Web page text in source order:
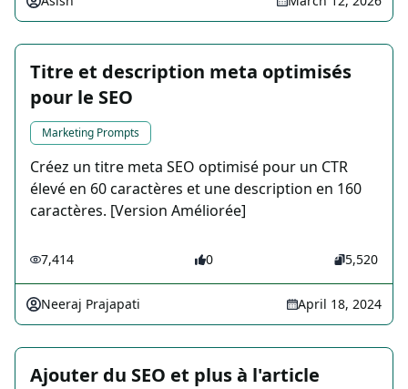
Titre et description meta optimisés
pour le SEO
Marketing Prompts
Créez un titre meta SEO optimisé pour un CTR
élevé en 60 caractères et une description en 160
caractères. [Version Améliorée]
7,414 0 5,520
Neeraj Prajapati April 18, 2024
Ajouter du SEO et plus à l'article